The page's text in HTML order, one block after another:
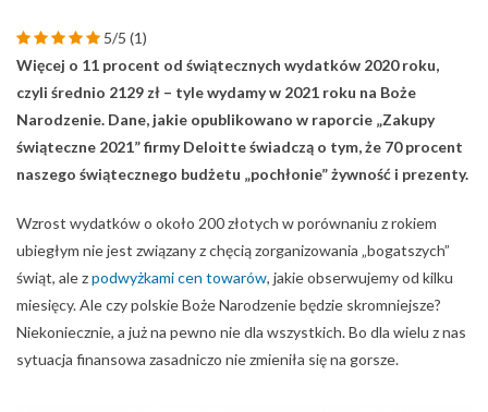
5/5 (1)
Więcej o 11 procent od świątecznych wydatków 2020 roku,
czyli średnio 2129 zł – tyle wydamy w 2021 roku na Boże
Narodzenie. Dane, jakie opublikowano w raporcie „Zakupy
świąteczne 2021” firmy Deloitte świadczą o tym, że 70 procent
naszego świątecznego budżetu „pochłonie” żywność i prezenty.
Wzrost wydatków o około 200 złotych w porównaniu z rokiem
ubiegłym nie jest związany z chęcią zorganizowania „bogatszych”
świąt, ale zpodwyżkami cen towarów, jakie obserwujemy od kilku
miesięcy. Ale czy polskie Boże Narodzenie będzie skromniejsze?
Niekoniecznie, a już na pewno nie dla wszystkich. Bo dla wielu z nas
sytuacja finansowa zasadniczo nie zmieniła się na gorsze.